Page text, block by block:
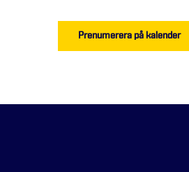
Prenumerera på kalender